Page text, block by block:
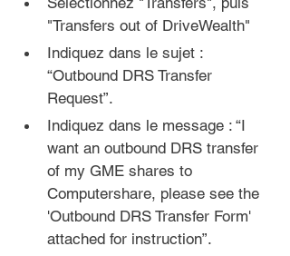
"Transfers out of DriveWealth"
Indiquez dans le sujet :
“Outbound DRS Transfer
Request”.
Indiquez dans le message : “I
want an outbound DRS transfer
of my GME shares to
Computershare, please see the
'Outbound DRS Transfer Form'
attached for instruction”.